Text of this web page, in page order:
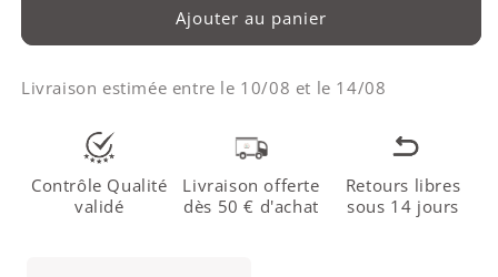
Ajouter au panier
Livraison estimée entre le 10/08 et le 14/08
Contrôle Qualité
validé
Livraison offerte
dès 50 € d'achat
Retours libres
sous 14 jours